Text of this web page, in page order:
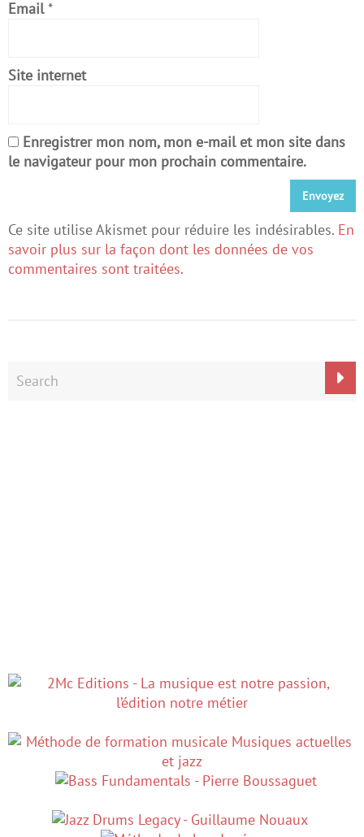
Email *
Site internet
Enregistrer mon nom, mon e-mail et mon site dans
le navigateur pour mon prochain commentaire.
Ce site utilise Akismet pour réduire les indésirables. En
savoir plus sur la façon dont les données de vos
commentaires sont traitées.